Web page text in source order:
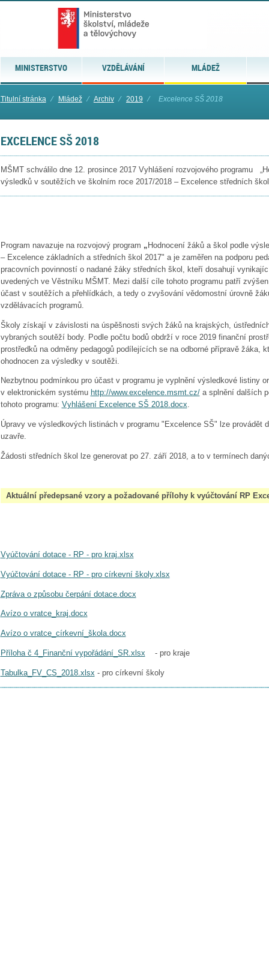
MINISTERSTVO VZDĚLÁVÁNÍ MLÁDEŽ
Titulní stránka ⁄ Mládež ⁄ Archiv ⁄ 2019 ⁄ Excelence SŠ 2018
EXCELENCE SŠ 2018
MŠMT schválilo dne 12. prosince 2017 Vyhlášení rozvojového programu
výsledků v soutěžích ve školním roce 2017/2018 – Excelence středních
Program navazuje na rozvojový program „ Hodnocení žáků a škol podle
– Excelence základních a středních škol 2017" a je zaměřen na podporu
pracovních povinností o nadané žáky středních škol, kteří dosahují
uvedených ve Věstníku MŠMT. Mezi další cíle tohoto programu patří
účast v soutěžích a přehlídkách, a tedy o zvyšování vědomostní úrovně
vzdělávacích programů.
Školy získají v závislosti na úspěšnosti svých žáků na krajských,
vybraných soutěží body. Podle počtu bodů obdrží v roce 2019 finanční
prostředků na odměny pedagogů podílejících se na odborné přípravě žáka,
ohodnocen za výsledky v soutěži.
Nezbytnou podmínkou pro účast v programu je vyplnění výsledkové listiny
v elektronickém systému http://www.excelence.msmt.cz/a splnění dalších
tohoto programu: Vyhlášení Excelence SŠ 2018.docx.
Úpravy ve výsledkových listinách v programu "Excelence SŠ" lze provádět
uzavře.
Žádosti středních škol lze generovat po 27. září 2018, a to v termínech
Aktuální předepsané vzory a požadované přílohy k vyúčtování RP
Vyúčtování dotace - RP - pro kraj.xlsx
Vyúčtování dotace - RP - pro církevní školy.xlsx
Zpráva o způsobu čerpání dotace.docx
Avízo o vratce_kraj.docx
Avízo o vratce_církevní_škola.docx
Příloha č 4_Finanční vypořádání_SR.xlsx - pro kraje
Tabulka_FV_CS_2018.xlsx - pro církevní školy